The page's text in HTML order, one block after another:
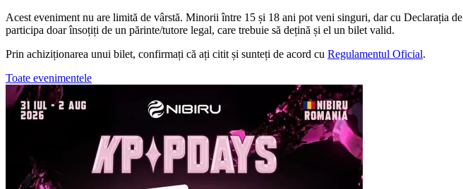
Acest eveniment nu are limită de vârstă. Minorii între 15 și 18 ani pot veni singuri, dar cu Declarația de
participa doar însoțiți de un părinte/tutore legal, care trebuie să dețină și el un bilet valid.
Prin achiziționarea unui bilet, confirmați că ați citit și sunteți de acord cu Regulamentul Oficial.
Toate evenimentele